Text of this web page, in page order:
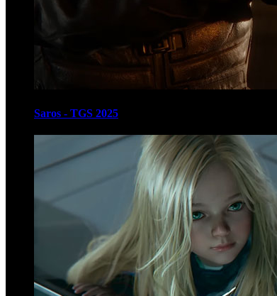
Saros - TGS 2025